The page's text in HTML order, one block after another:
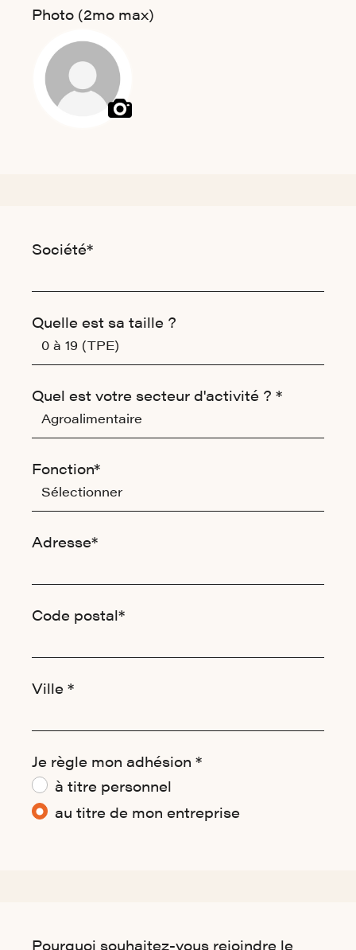
Photo (2mo max)
Sélectionnez votre photo
Votre société
Société*
Quelle est sa taille ?
Quel est votre secteur d'activité ? *
Fonction*
Adresse*
Code postal*
Ville *
Je règle mon adhésion *
à titre personnel
au titre de mon entreprise
Pourquoi souhaitez-vous rejoindre le